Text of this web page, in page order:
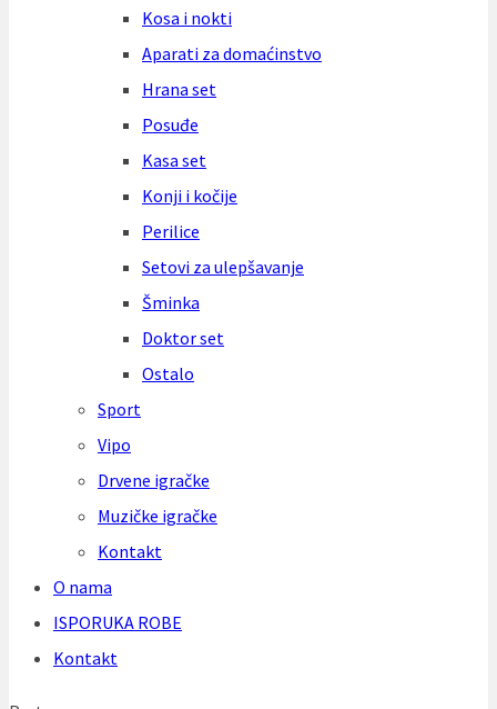
Kosa i nokti
Aparati za domaćinstvo
Hrana set
Posuđe
Kasa set
Konji i kočije
Perilice
Setovi za ulepšavanje
Šminka
Doktor set
Ostalo
Sport
Vipo
Drvene igračke
Muzičke igračke
Kontakt
O nama
ISPORUKA ROBE
Kontakt